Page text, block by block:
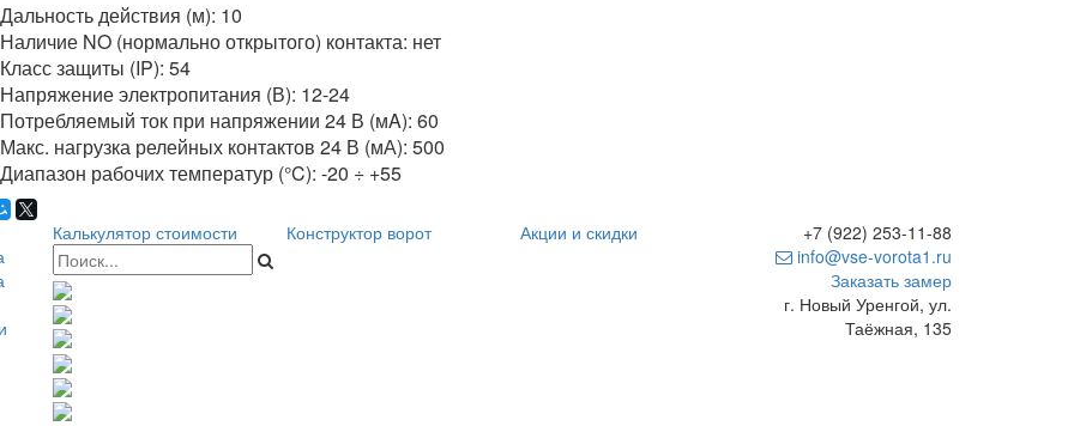
действия (м): 10
NO (нормально открытого) контакта: нет
защиты (IP): 54
электропитания (В): 12-24
ток при напряжении 24 В (мA): 60
нагрузка релейных контактов 24 В (мА): 500
рабочих температур (°C): -20 ÷ +55
Калькулятор стоимости Конструктор ворот Акции и скидки
+7 (922) 253-11-88
info@vse-vorota1.ru
Заказать замер
г. Новый Уренгой, ул.
Таёжная, 135